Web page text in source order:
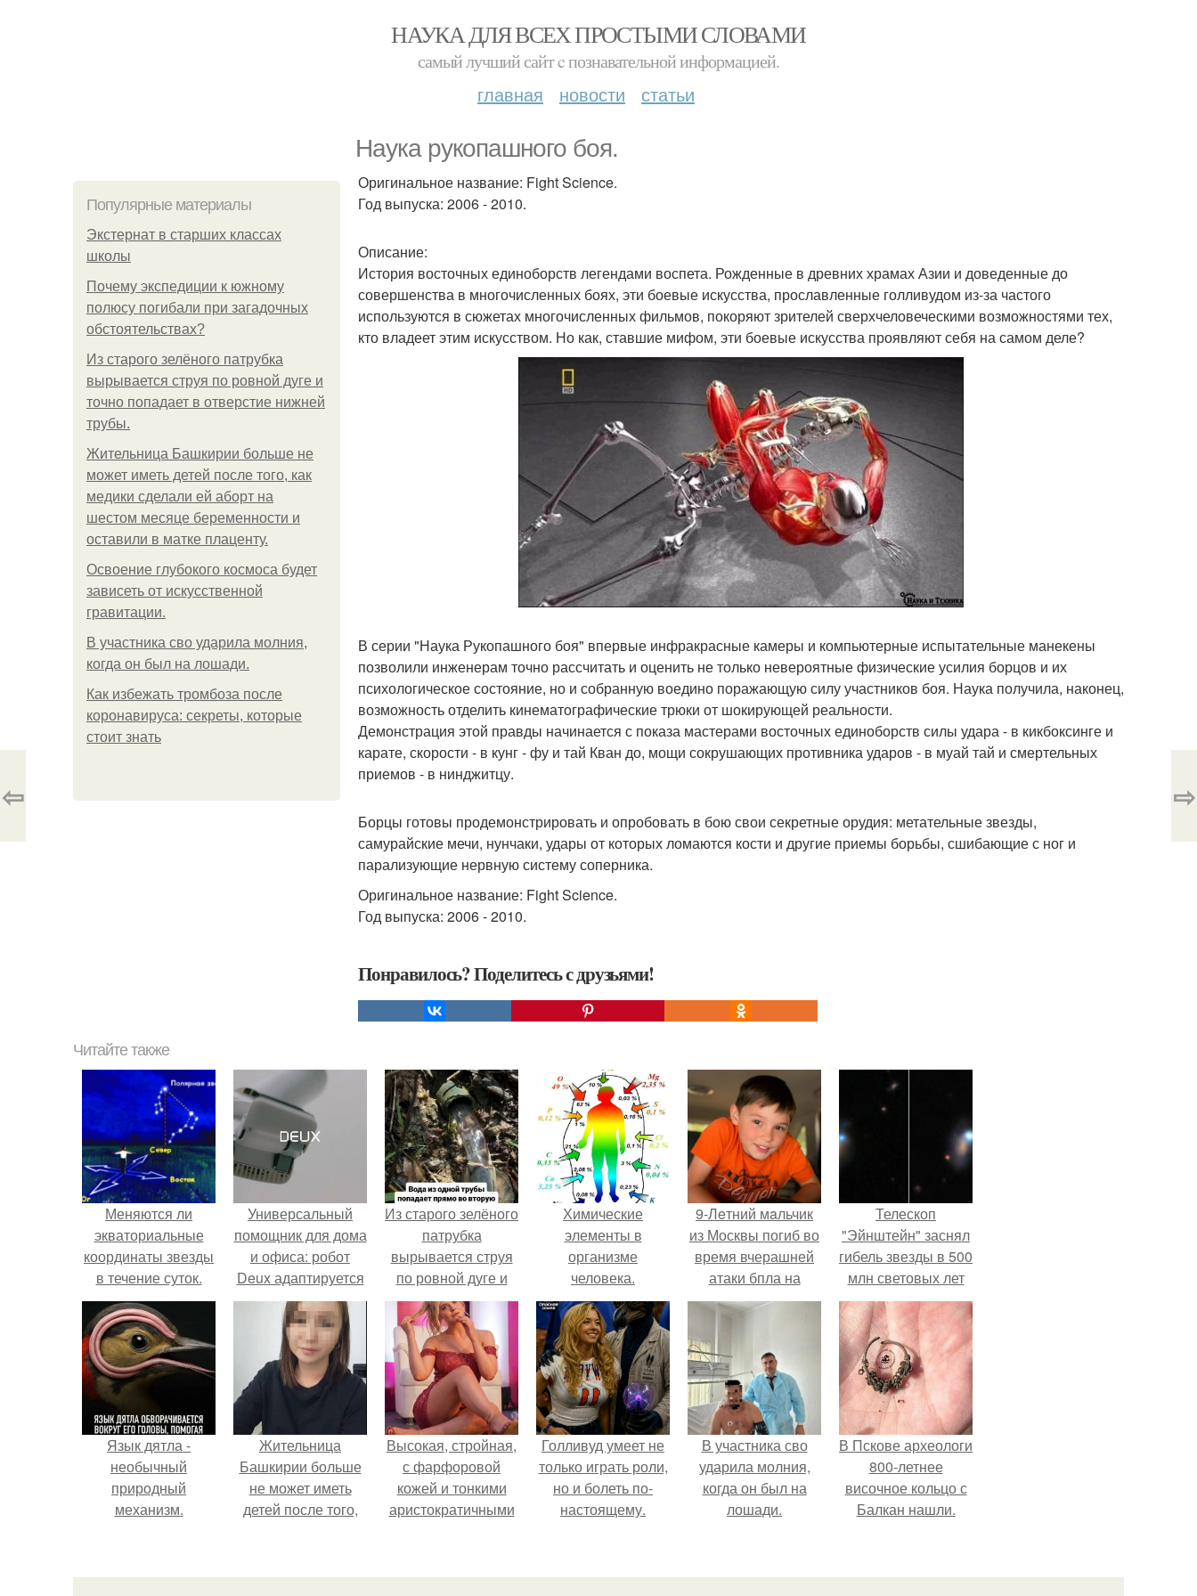
НАУКА ДЛЯ ВСЕХ ПРОСТЫМИ СЛОВАМИ
самый лучший сайт c познавательной информацией.
главная новости статьи
Наука рукопашного боя.
Популярные материалы
Экстернат в старших классах
школы
Почему экспедиции к южному
полюсу погибали при загадочных
обстоятельствах?
Из старого зелёного патрубка
вырывается струя по ровной дуге и
точно попадает в отверстие нижней
трубы.
Жительница Башкирии больше не
может иметь детей после того, как
медики сделали ей аборт на
шестом месяце беременности и
оставили в матке плаценту.
Освоение глубокого космоса будет
зависеть от искусственной
гравитации.
В участника сво ударила молния,
когда он был на лошади.
Как избежать тромбоза после
коронавируса: секреты, которые
стоит знать
Оригинальное название: Fight Science.
Год выпуска: 2006 - 2010.
Описание:
История восточных единоборств легендами воспета. Рожденные в древних храмах Азии и доведенные до
совершенства в многочисленных боях, эти боевые искусства, прославленные голливудом из-за частого
используются в сюжетах многочисленных фильмов, покоряют зрителей сверхчеловеческими возможностями тех,
кто владеет этим искусством. Но как, ставшие мифом, эти боевые искусства проявляют себя на самом деле?
В серии "Наука Рукопашного боя" впервые инфракрасные камеры и компьютерные испытательные манекены
позволили инженерам точно рассчитать и оценить не только невероятные физические усилия борцов и их
психологическое состояние, но и собранную воедино поражающую силу участников боя. Наука получила, наконец,
возможность отделить кинематографические трюки от шокирующей реальности.
Демонстрация этой правды начинается с показа мастерами восточных единоборств силы удара - в кикбоксинге и
карате, скорости - в кунг - фу и тай Кван до, мощи сокрушающих противника ударов - в муай тай и смертельных
приемов - в нинджитцу.
Борцы готовы продемонстрировать и опробовать в бою свои секретные орудия: метательные звезды,
самурайские мечи, нунчаки, удары от которых ломаются кости и другие приемы борьбы, сшибающие с ног и
парализующие нервную систему соперника.
Оригинальное название: Fight Science.
Год выпуска: 2006 - 2010.
Понравилось? Поделитесь с друзьями!
⇦ ⇨
Читайте также
Меняются ли
экваториальные
координаты звезды
в течение суток.
Определение
географических
координат по
звездам.
Универсальный
помощник для дома
и офиса: робот
Deux адаптируется
к разным задачам.
Из старого зелёного
патрубка
вырывается струя
по ровной дуге и
точно попадает в
отверстие нижней
трубы.
Химические
элементы в
организме
человека.
9-Лeтний мaльчик
из Москвы погиб во
время вчерашней
атаки бпла на
пляже под
Геленджиком.
Телескоп
"Эйнштейн" заснял
гибель звезды в 500
млн световых лет
от земли.
Язык дятла -
необычный
природный
механизм.
Жительница
Башкирии больше
не может иметь
детей после того,
месяце
Высокая, стройная,
с фарфоровой
кожей и тонкими
аристократичными
сошла с полотна
Голливуд умеет не
только играть роли,
но и болеть по-
настоящему.
В участника сво
ударила молния,
когда он был на
лошади.
В Пскове археологи
800-летнее
височное кольцо с
Балкан нашли.